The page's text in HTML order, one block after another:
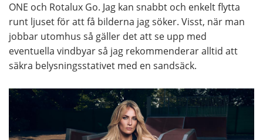
ONE och Rotalux Go. Jag kan snabbt och enkelt flytta
runt ljuset för att få bilderna jag söker. Visst, när man
jobbar utomhus så gäller det att se upp med
eventuella vindbyar så jag rekommenderar alltid att
säkra belysningsstativet med en sandsäck.